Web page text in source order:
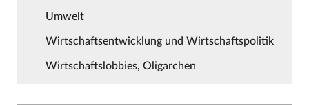
Umwelt
Wirtschaftsentwicklung und Wirtschaftspolitik
Wirtschaftslobbies, Oligarchen